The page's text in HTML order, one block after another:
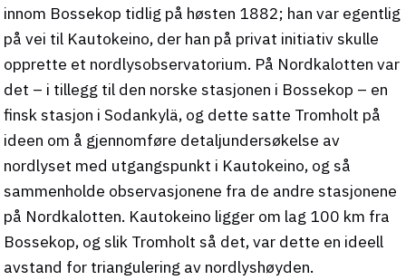
innom Bossekop tidlig på høsten 1882; han var egentlig
på vei til Kautokeino, der han på privat initiativ skulle
opprette et nordlysobservatorium. På Nordkalotten var
det – i tillegg til den norske stasjonen i Bossekop – en
finsk stasjon i Sodankylä, og dette satte Tromholt på
ideen om å gjennomføre detaljundersøkelse av
nordlyset med utgangspunkt i Kautokeino, og så
sammenholde observasjonene fra de andre stasjonene
på Nordkalotten. Kautokeino ligger om lag 100 km fra
Bossekop, og slik Tromholt så det, var dette en ideell
avstand for triangulering av nordlyshøyden.